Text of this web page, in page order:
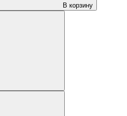
В корзину